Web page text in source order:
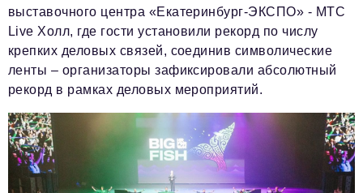
выставочного центра «Екатеринбург-ЭКСПО» - МТС
Live Холл, где гости установили рекорд по числу
крепких деловых связей, соединив символические
ленты – организаторы зафиксировали абсолютный
рекорд в рамках деловых мероприятий.